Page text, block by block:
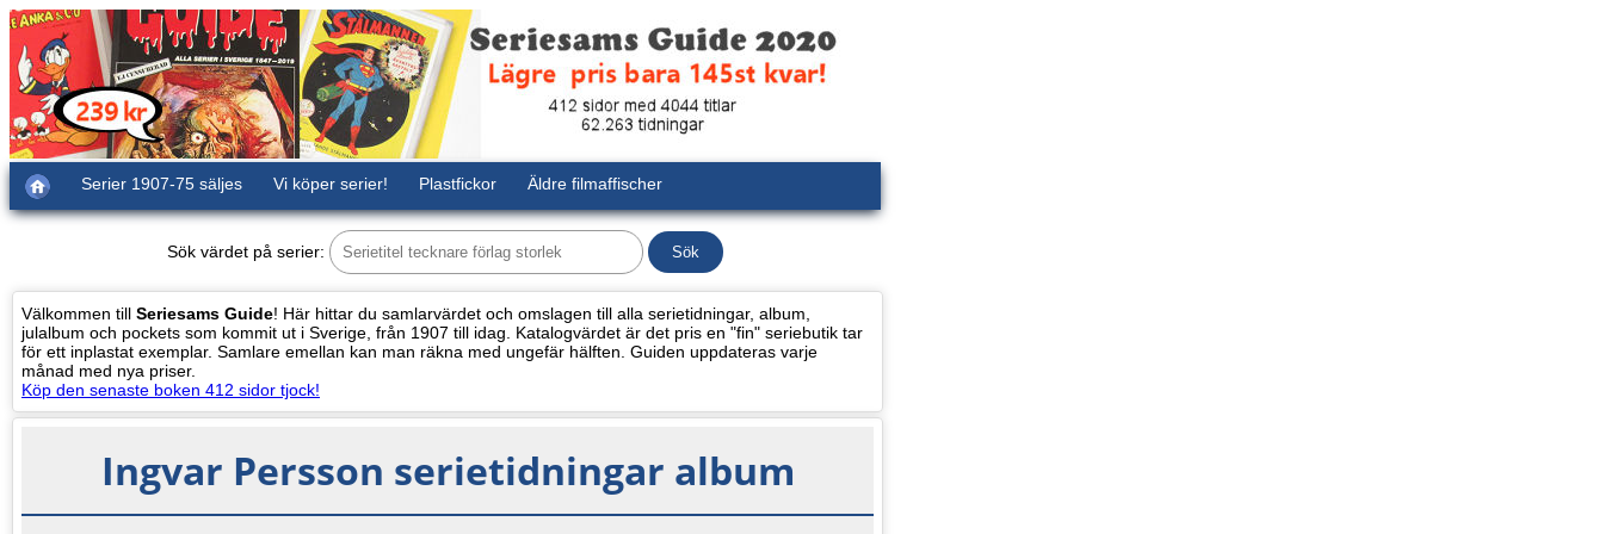
Serier 1907-75 säljes Vi köper serier! Plastfickor Äldre filmaffischer
Sök värdet på serier:
Välkommen till Seriesams Guide! Här hittar du samlarvärdet och omslagen till alla serietidningar, album,
julalbum och pockets som kommit ut i Sverige, från 1907 till idag. Katalogvärdet är det pris en "fin" seriebutik tar
för ett inplastat exemplar. Samlare emellan kan man räkna med ungefär hälften. Guiden uppdateras varje
månad med nya priser.
Köp den senaste boken 412 sidor tjock!
Ingvar Persson serietidningar album